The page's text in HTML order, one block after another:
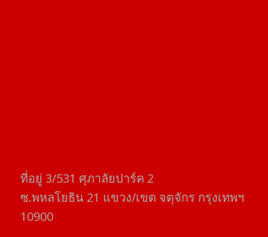
ที่อยู่​ 3/531​ ศุภาลัยปาร์ค​ 2
ซ.พหลโยธิน​ 21​ แขวง/เขต​ จตุจักร​ กรุงเทพฯ
10900